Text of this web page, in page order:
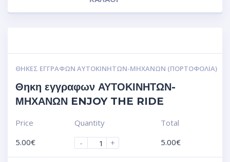
ΘΉΚΕΣ ΕΓΓΡΆΦΩΝ ΑΥΤΟΚΙΝΗΤΩΝ-ΜΗΧΑΝΩΝ (ΠΟΡΤΟΦΌΛΙΑ)
Θηκη εγγραφων ΑΥΤΟΚΙΝΗΤΩΝ-
ΜΗΧΑΝΩΝ ENJOY THE RIDE
Price
5.00€
Quantity
-
+
Total
5.00€